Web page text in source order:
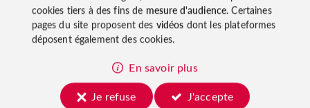
cookies tiers à des fins de mesure d'audience. Certaines
pages du site proposent des vidéos dont les plateformes
déposent également des cookies.
En savoir plus
Je refuse
J'accepte